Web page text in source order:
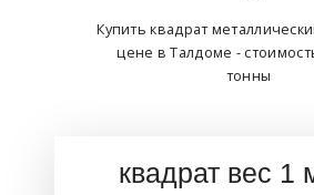
Купить квадрат
цене в Талдоме -
тонны
квадрат вес 1